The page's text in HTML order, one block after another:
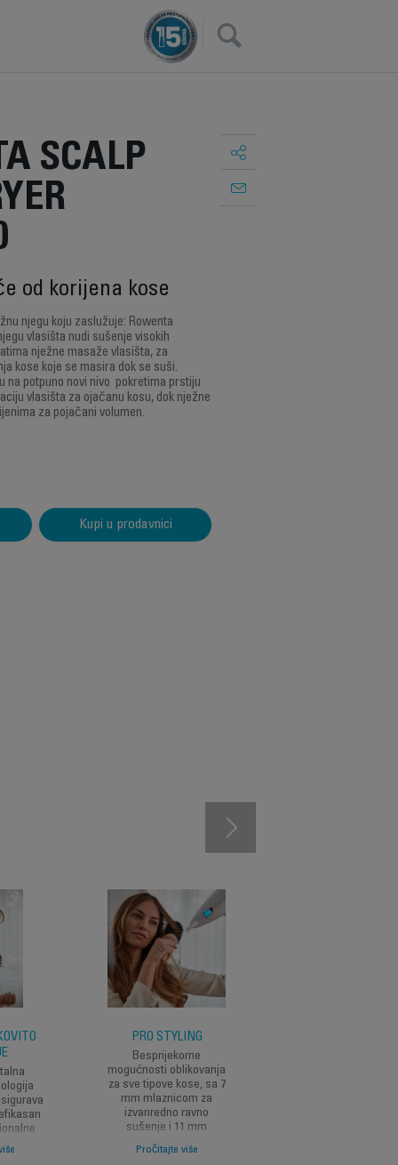
×
SCALP
od korijena kose
njegu koju zaslužuje: Rowenta
vlasišta nudi sušenje visokih
nježne masaže vlasišta, za
kose koje se masira dok se suši.
na potpuno novi nivo pokretima prstiju
vlasišta za ojačanu kosu, dok nježne
za pojačani volumen.
Kupi u prodavnici
PRO STYLING
Besprijekorne
mogućnosti oblikovanja
za sve tipove kose, sa 7
mm mlaznicom za
izvanredno ravno
sušenje i 11 mm
mlaznicom za
glamurozno sušenje
Pročitajte više